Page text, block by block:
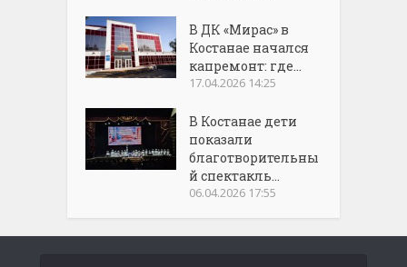
В ДК «Мирас» в
Костанае начался
капремонт: где...
17.04.2026 14:25
В Костанае дети
показали
благотворительны
й спектакль...
06.04.2026 17:55